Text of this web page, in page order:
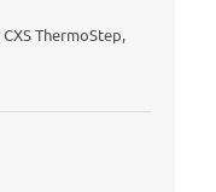
ThermoStep,